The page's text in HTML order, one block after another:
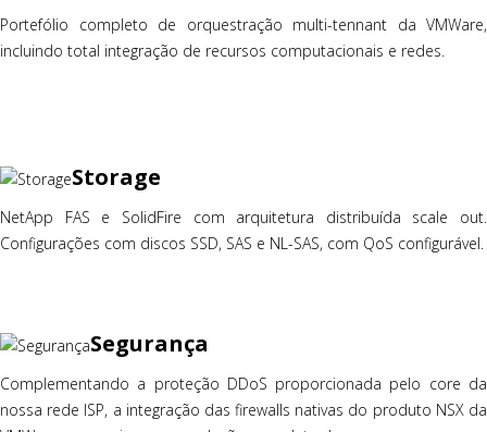
Portefólio completo de orquestração multi-tennant da VMWare,
incluindo total integração de recursos computacionais e redes.
Storage
NetApp FAS e SolidFire com arquitetura distribuída scale out.
Configurações com discos SSD, SAS e NL-SAS, com QoS configurável.
Segurança
Complementando a proteção DDoS proporcionada pelo core da
nossa rede ISP, a integração das firewalls nativas do produto NSX da